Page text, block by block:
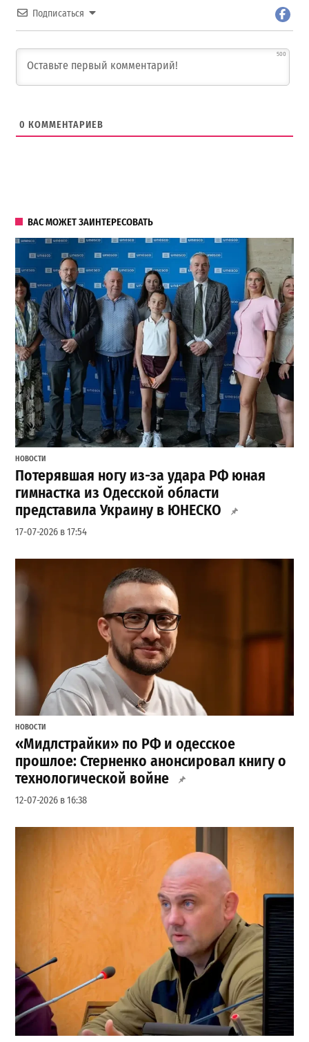
Подписаться
500
0 КОММЕНТАРИЕВ
ВАС МОЖЕТ ЗАИНТЕРЕСОВАТЬ
НОВОСТИ
Потерявшая ногу из-за удара РФ юная
гимнастка из Одесской области
представила Украину в ЮНЕСКО
17-07-2026 в 17:54
НОВОСТИ
«Мидлстрайки» по РФ и одесское
прошлое: Стерненко анонсировал книгу о
технологической войне
12-07-2026 в 16:38